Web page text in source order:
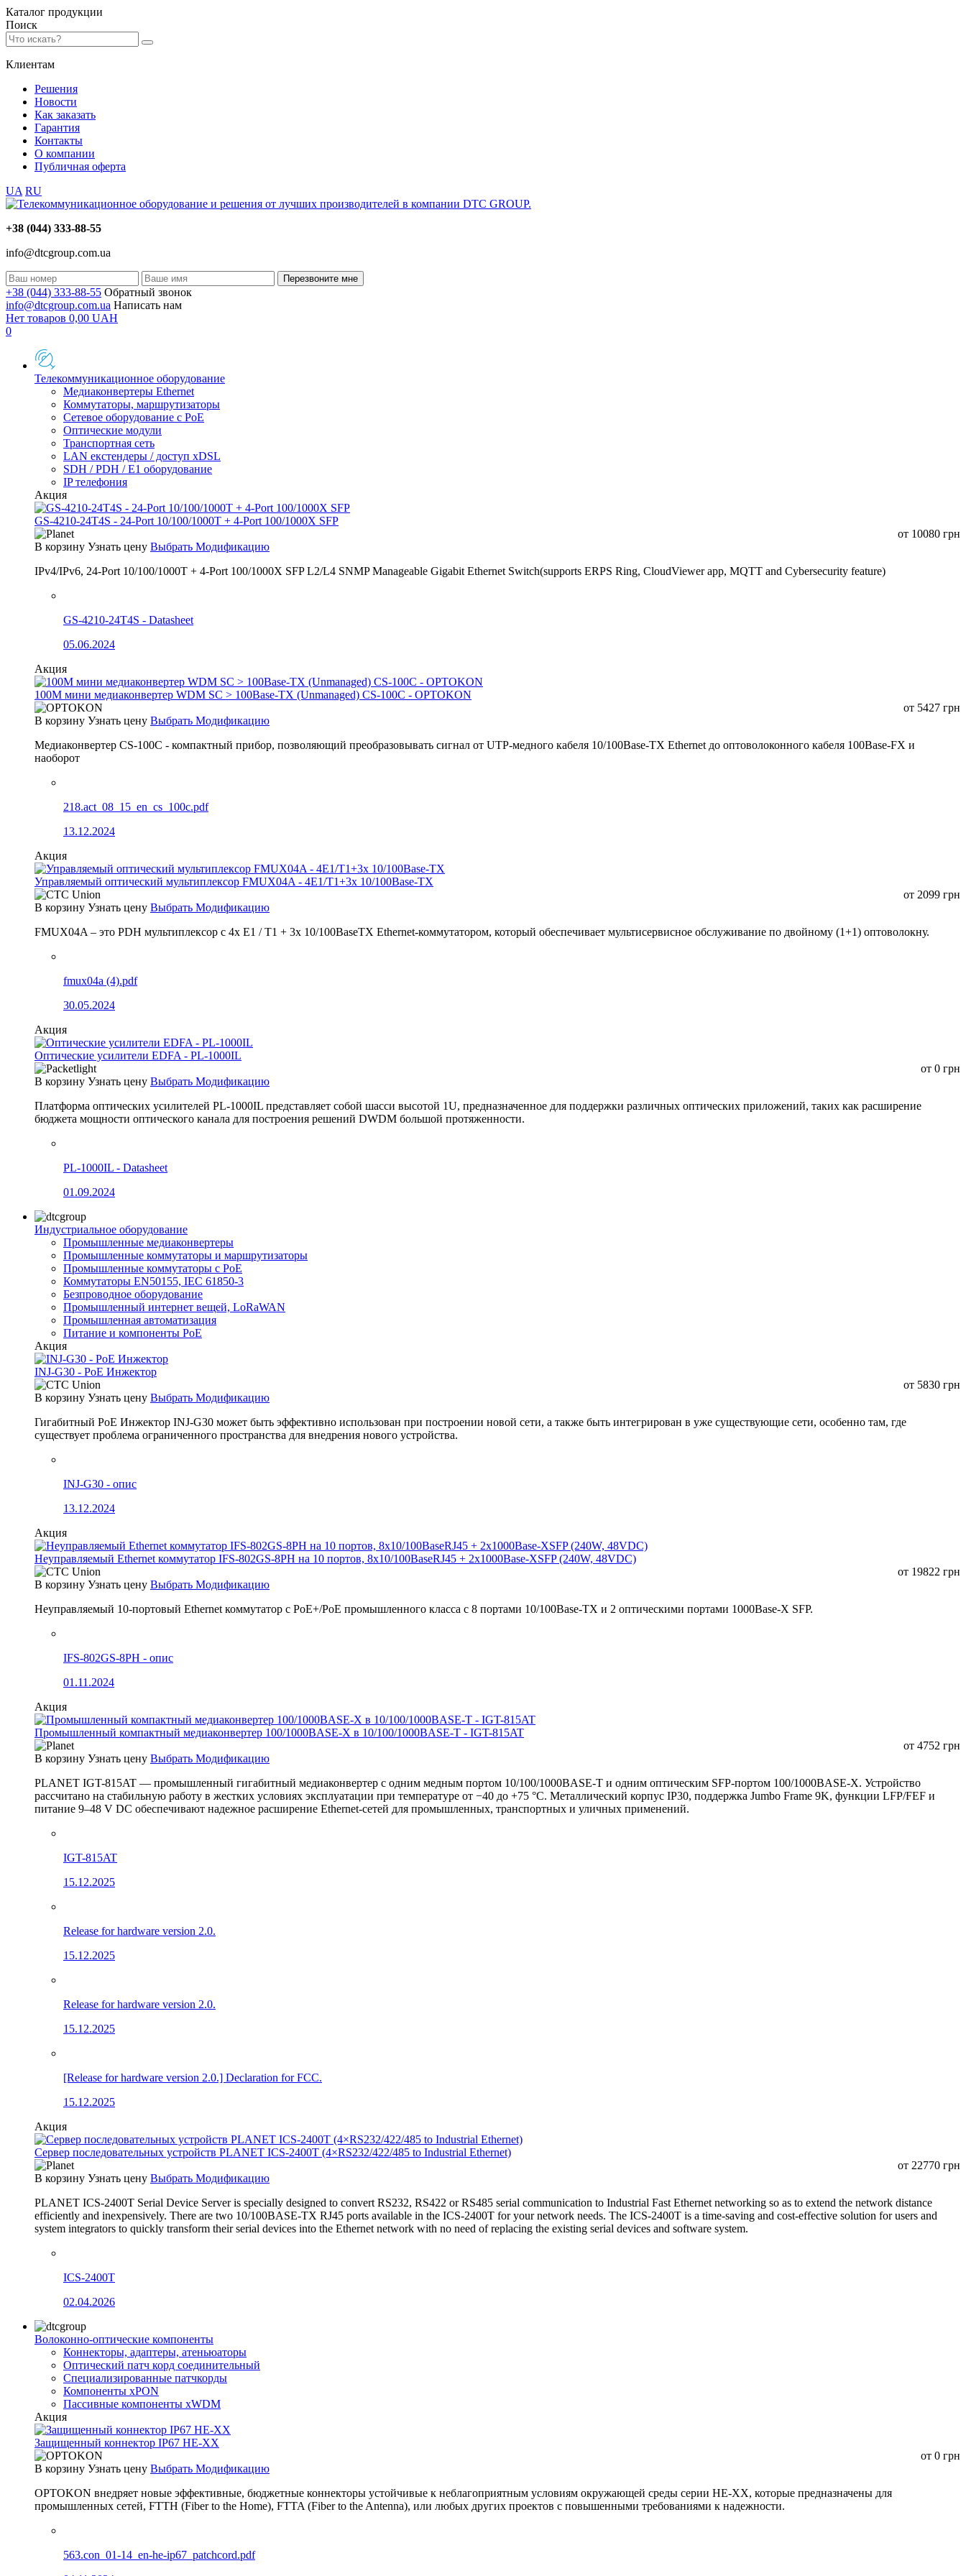
Каталог продукции
Поиск
Клиентам
Решения
Новости
Как заказать
Гарантия
Контакты
О компании
Публичная оферта
UA RU
+38 (044) 333-88-55
info@dtcgroup.com.ua
Перезвоните мне
+38 (044) 333-88-55 Обратный звонок
info@dtcgroup.com.ua Написать нам
Нет товаров 0,00 UAH
0
Телекоммуникационное оборудование
Медиаконвертеры Ethernet
Коммутаторы, маршрутизаторы
Сетевое оборудование с PoE
Оптические модули
Транспортная сеть
LAN екстендеры / доступ xDSL
SDH / PDH / E1 оборудование
IP телефония
Акция
GS-4210-24T4S - 24-Port 10/100/1000T + 4-Port 100/1000X SFP
от 10080 грн
В корзину Узнать цену Выбрать Модификацию
IPv4/IPv6, 24-Port 10/100/1000T + 4-Port 100/1000X SFP L2/L4 SNMP Manageable Gigabit Ethernet Switch(supports ERPS Ring, CloudViewer app, MQTT and Cybersecurity feature)
GS-4210-24T4S - Datasheet
05.06.2024
Акция
100М мини медиаконвертер WDM SC > 100Base-TX (Unmanaged) CS-100C - OPTOKON
от 5427 грн
В корзину Узнать цену Выбрать Модификацию
Медиаконвертер CS-100C - компактный прибор, позволяющий преобразовывать сигнал от UTP-медного кабеля 10/100Base-TX Ethernet до оптоволоконного кабеля 100Base-FX и
наоборот
218.act_08_15_en_cs_100c.pdf
13.12.2024
Акция
Управляемый оптический мультиплексор FMUX04A - 4E1/T1+3x 10/100Base-TX
от 2099 грн
В корзину Узнать цену Выбрать Модификацию
FMUX04A – это PDH мультиплексор с 4x E1 / T1 + 3x 10/100BaseTX Ethernet-коммутатором, который обеспечивает мультисервисное обслуживание по двойному (1+1) оптоволокну.
fmux04a (4).pdf
30.05.2024
Акция
Оптические усилители EDFA - PL-1000IL
от 0 грн
В корзину Узнать цену Выбрать Модификацию
Платформа оптических усилителей PL-1000IL представляет собой шасси высотой 1U, предназначенное для поддержки различных оптических приложений, таких как расширение
бюджета мощности оптического канала для построения решений DWDM большой протяженности.
PL-1000IL - Datasheet
01.09.2024
Индустриальное оборудование
Промышленные медиаконвертеры
Промышленные коммутаторы и маршрутизаторы
Промышленные коммутаторы с PoE
Коммутаторы EN50155, IEC 61850-3
Безпроводное оборудование
Промышленный интернет вещей, LoRaWAN
Промышленная автоматизация
Питание и компоненты PoE
Акция
INJ-G30 - PoE Инжектор
от 5830 грн
В корзину Узнать цену Выбрать Модификацию
Гигабитный PoE Инжектор INJ-G30 может быть эффективно использован при построении новой сети, а также быть интегрирован в уже существующие сети, особенно там, где
существует проблема ограниченного пространства для внедрения нового устройства.
INJ-G30 - опис
13.12.2024
Акция
Неуправляемый Ethernet коммутатор IFS-802GS-8PH на 10 портов, 8x10/100BaseRJ45 + 2x1000Base-XSFP (240W, 48VDC)
от 19822 грн
В корзину Узнать цену Выбрать Модификацию
Неуправляемый 10-портовый Ethernet коммутатор с PoE+/PoE промышленного класса с 8 портами 10/100Base-TX и 2 оптическими портами 1000Base-X SFP.
IFS-802GS-8PH - опис
01.11.2024
Акция
Промышленный компактный медиаконвертер 100/1000BASE-X в 10/100/1000BASE-T - IGT-815AT
от 4752 грн
В корзину Узнать цену Выбрать Модификацию
PLANET IGT-815AT — промышленный гигабитный медиаконвертер с одним медным портом 10/100/1000BASE-T и одним оптическим SFP-портом 100/1000BASE-X. Устройство
рассчитано на стабильную работу в жестких условиях эксплуатации при температуре от −40 до +75 °C. Металлический корпус IP30, поддержка Jumbo Frame 9K, функции LFP/FEF и
питание 9–48 V DC обеспечивают надежное расширение Ethernet-сетей для промышленных, транспортных и уличных применений.
IGT-815AT
15.12.2025
Release for hardware version 2.0.
15.12.2025
Release for hardware version 2.0.
15.12.2025
[Release for hardware version 2.0.] Declaration for FCC.
15.12.2025
Акция
Сервер последовательных устройств PLANET ICS-2400T (4×RS232/422/485 to Industrial Ethernet)
от 22770 грн
В корзину Узнать цену Выбрать Модификацию
PLANET ICS-2400T Serial Device Server is specially designed to convert RS232, RS422 or RS485 serial communication to Industrial Fast Ethernet networking so as to extend the network distance
efficiently and inexpensively. There are two 10/100BASE-TX RJ45 ports available in the ICS-2400T for your network needs. The ICS-2400T is a time-saving and cost-effective solution for users and
system integrators to quickly transform their serial devices into the Ethernet network with no need of replacing the existing serial devices and software system.
ICS-2400T
02.04.2026
Волоконно-оптические компоненты
Коннекторы, адаптеры, атеньюаторы
Оптический патч корд соединительный
Специализированные патчкорды
Компоненты xPON
Пассивные компоненты xWDM
Акция
Защищенный коннектор IP67 HE-XX
от 0 грн
В корзину Узнать цену Выбрать Модификацию
OPTOKON внедряет новые эффективные, бюджетные коннекторы устойчивые к неблагоприятным условиям окружающей среды серии HE-XX, которые предназначены для
промышленных сетей, FTTH (Fiber to the Home), FTTA (Fiber to the Antenna), или любых других проектов с повышенными требованиями к надежности.
563.con_01-14_en-he-ip67_patchcord.pdf